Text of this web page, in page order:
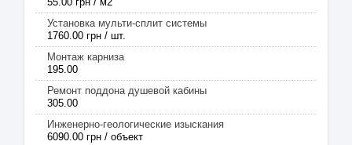
Установка мульти-сплит системы
1760.00 грн / шт.
Монтаж карниза
195.00
Ремонт поддона душевой кабины
305.00
Инженерно-геологические изыскания
6090.00 грн / объект